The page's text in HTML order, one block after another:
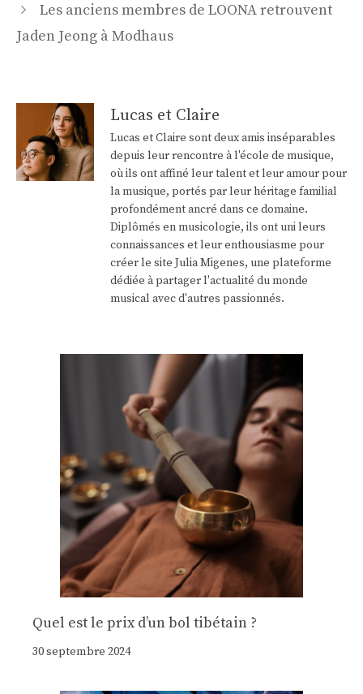
Les anciens membres de LOONA retrouvent
Jaden Jeong à Modhaus
Lucas et Claire
Lucas et Claire sont deux amis inséparables
depuis leur rencontre à l'école de musique,
où ils ont affiné leur talent et leur amour pour
la musique, portés par leur héritage familial
profondément ancré dans ce domaine.
Diplômés en musicologie, ils ont uni leurs
connaissances et leur enthousiasme pour
créer le site Julia Migenes, une plateforme
dédiée à partager l'actualité du monde
musical avec d'autres passionnés.
Quel est le prix d’un bol tibétain ?
30 septembre 2024